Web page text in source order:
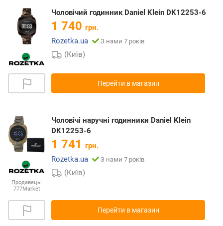
Чоловічий годинник Daniel Klein DK12253-6
1 740 грн.
Rozetka.ua
З нами 7 років
(Київ)
Перейти в магазин
Продавець:
777Market
Чоловічі наручні годинники Daniel Klein
DK12253-6
1 741 грн.
Rozetka.ua
З нами 7 років
(Київ)
Перейти в магазин